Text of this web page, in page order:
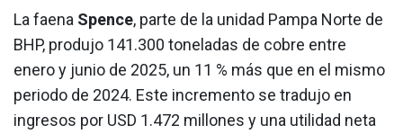
La faena Spence, parte de la unidad Pampa Norte de
BHP, produjo 141.300 toneladas de cobre entre
enero y junio de 2025, un 11 % más que en el mismo
periodo de 2024. Este incremento se tradujo en
ingresos por USD 1.472 millones y una utilidad neta